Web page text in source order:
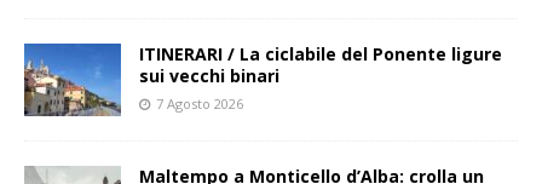
ITINERARI / La ciclabile del Ponente ligure
sui vecchi binari
7 Agosto 2026
Maltempo a Monticello d’Alba: crolla un